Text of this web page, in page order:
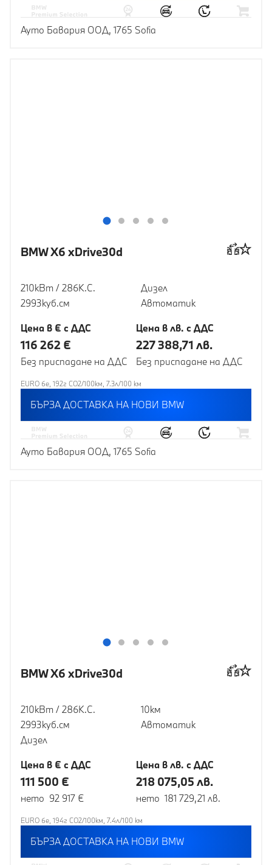
Ауто Бавария ООД, 1765 Sofia
BMW X6 xDrive30d
210кВт / 286К.С.
2993куб.cм
Дизел
Автоматик
Цена в € с ДДС
116 262 €
Без приспадане на ДДС
Цена в лв. с ДДС
227 388,71 лв.
Без приспадане на ДДС
EURO 6e, 192г CO2/100км, 7.3л/100 км
БЪРЗА ДОСТАВКА НА НОВИ BMW
Ауто Бавария ООД, 1765 Sofia
BMW X6 xDrive30d
210кВт / 286К.С.
2993куб.cм
Дизел
10км
Автоматик
Цена в € с ДДС
111 500 €
нето 92 917 €
Цена в лв. с ДДС
218 075,05 лв.
нето 181 729,21 лв.
EURO 6e, 194г CO2/100км, 7.4л/100 км
БЪРЗА ДОСТАВКА НА НОВИ BMW